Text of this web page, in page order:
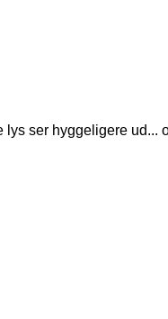
ser hyggeligere ud...